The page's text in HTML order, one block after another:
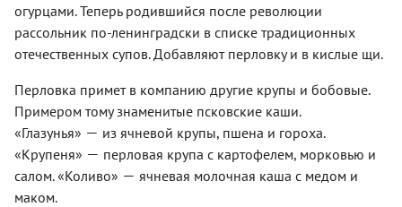
огурцами. Теперь родившийся после революции
рассольник по-ленинградски в списке традиционных
отечественных супов. Добавляют перловку и в кислые щи.
Перловка примет в компанию другие крупы и бобовые.
Примером тому знаменитые псковские каши.
«Глазунья» — из ячневой крупы, пшена и гороха.
«Крупеня» — перловая крупа с картофелем, морковью и
салом. «Коливо» — ячневая молочная каша с медом и
маком.